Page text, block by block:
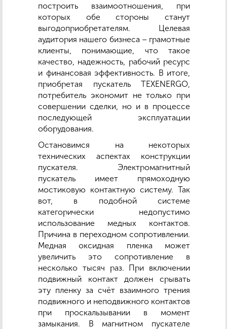
построить взаимоотношения, при
которых обе стороны станут
выгодоприобретателям. Целевая
аудитория нашего бизнеса – грамотные
клиенты, понимающие, что такое
качество, надежность, рабочий ресурс
и финансовая эффективность. В итоге,
приобретая пускатель TEXENERGO,
потребитель экономит не только при
совершении сделки, но и в процессе
последующей эксплуатации
оборудования.
Остановимся на некоторых
технических аспектах конструкции
пускателя. Электромагнитный
пускатель имеет прямоходную
мостиковую контактную систему. Так
вот, в подобной системе
категорически недопустимо
использование медных контактов.
Причина в переходном сопротивлении.
Медная оксидная пленка может
увеличить это сопротивление в
несколько тысяч раз. При включении
подвижный контакт должен срывать
эту пленку за счёт взаимного трения
подвижного и неподвижного контактов
при проскальзывании в момент
замыкания. В магнитном пускателе